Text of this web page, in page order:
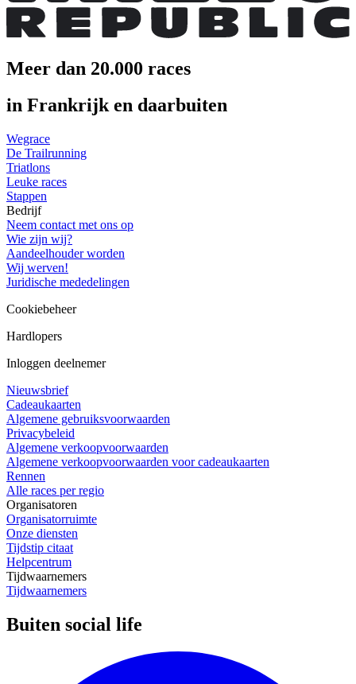
Meer dan 20.000 races
in Frankrijk en daarbuiten
Wegrace
De Trailrunning
Triatlons
Leuke races
Stappen
Bedrijf
Neem contact met ons op
Wie zijn wij?
Aandeelhouder worden
Wij werven!
Juridische mededelingen
Cookiebeheer
Hardlopers
Inloggen deelnemer
Nieuwsbrief
Cadeaukaarten
Algemene gebruiksvoorwaarden
Privacybeleid
Algemene verkoopvoorwaarden
Algemene verkoopvoorwaarden voor cadeaukaarten
Rennen
Alle races per regio
Organisatoren
Organisatorruimte
Onze diensten
Tijdstip citaat
Helpcentrum
Tijdwaarnemers
Tijdwaarnemers
Buiten social life